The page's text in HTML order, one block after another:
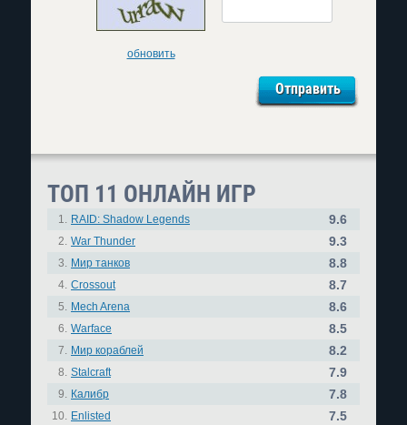
обновить
ТОП 11 ОНЛАЙН ИГР
1. RAID: Shadow Legends 9.6
2. War Thunder 9.3
3. Мир танков 8.8
4. Crossout 8.7
5. Mech Arena 8.6
6. Warface 8.5
7. Мир кораблей 8.2
8. Stalcraft 7.9
9. Калибр 7.8
10. Enlisted 7.5